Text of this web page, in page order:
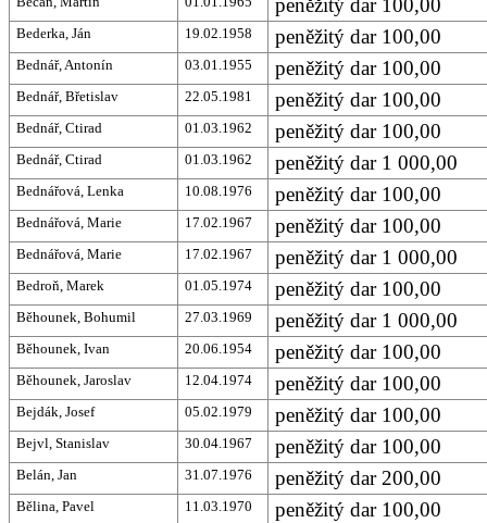
peněžitý dar 100,00
Bederka, Ján 19.02.1958 peněžitý dar 100,00
Bednář, Antonín 03.01.1955 peněžitý dar 100,00
Bednář, Břetislav 22.05.1981 peněžitý dar 100,00
Bednář, Ctirad 01.03.1962 peněžitý dar 100,00
Bednář, Ctirad 01.03.1962 peněžitý dar 1 000,00
Bednářová, Lenka 10.08.1976 peněžitý dar 100,00
Bednářová, Marie 17.02.1967 peněžitý dar 100,00
Bednářová, Marie 17.02.1967 peněžitý dar 1 000,00
Bedroň, Marek 01.05.1974 peněžitý dar 100,00
Běhounek, Bohumil 27.03.1969 peněžitý dar 1 000,00
Běhounek, Ivan 20.06.1954 peněžitý dar 100,00
Běhounek, Jaroslav 12.04.1974 peněžitý dar 100,00
Bejdák, Josef 05.02.1979 peněžitý dar 100,00
Bejvl, Stanislav 30.04.1967 peněžitý dar 100,00
Belán, Jan 31.07.1976 peněžitý dar 200,00
Bělina, Pavel 11.03.1970 peněžitý dar 100,00